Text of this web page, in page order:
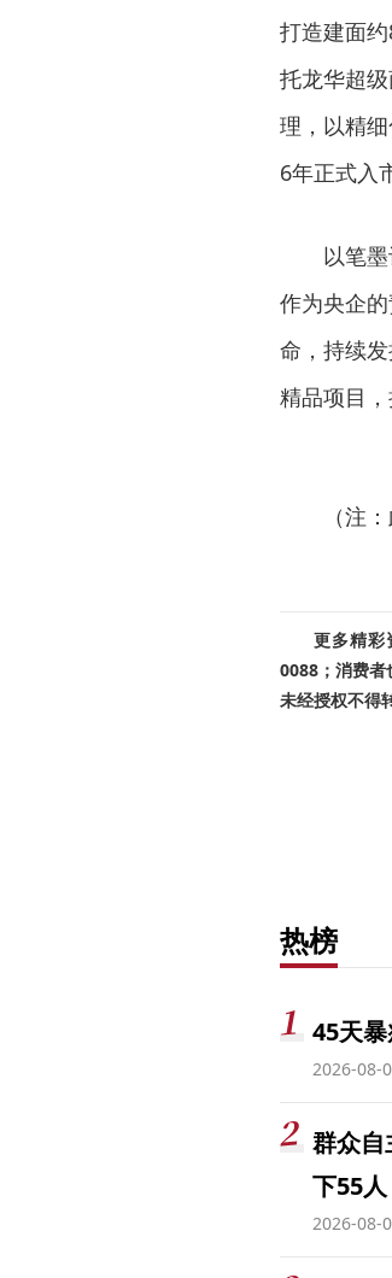
打造建面
托龙华超
理，以精
6年正式入
以笔
作为央企
命，持续
精品项目
（注
更多精彩
0088；消费者
未经授权不得
热榜
45天
2026-08-
群众自
下55人
2026-08-